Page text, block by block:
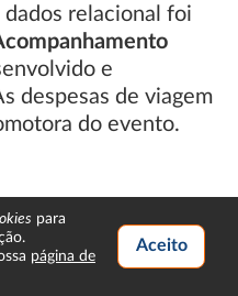
relacional foi
e
despesas de viagem
do evento.
para
página de